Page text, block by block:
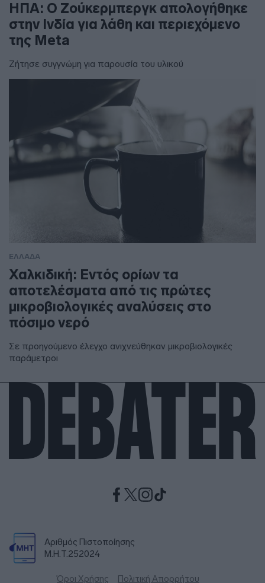
ΗΠΑ: Ο Ζούκερμπεργκ απολογήθηκε
στην Ινδία για λάθη και περιεχόμενο
της Meta
Ζήτησε συγγνώμη για παρουσία του υλικού
ΕΛΛΑΔΑ
Χαλκιδική: Εντός ορίων τα
αποτελέσματα από τις πρώτες
μικροβιολογικές αναλύσεις στο
πόσιμο νερό
Σε προηγούμενο έλεγχο ανιχνεύθηκαν μικροβιολογικές
παράμετροι
Αριθμός Πιστοποίησης
Μ.Η.Τ.252024
Όροι Χρήσης Πολιτική Απορρήτου